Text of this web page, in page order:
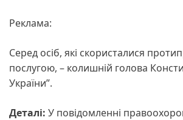
Реклама:
Серед осіб, які скористалися
послугою, – колишній голова
України”.
Деталі: У повідомленні